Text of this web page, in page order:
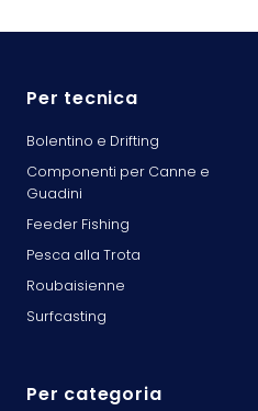
Per tecnica
Bolentino e Drifting
Componenti per Canne e
Guadini
Feeder Fishing
Pesca alla Trota
Roubaisienne
Surfcasting
Per categoria